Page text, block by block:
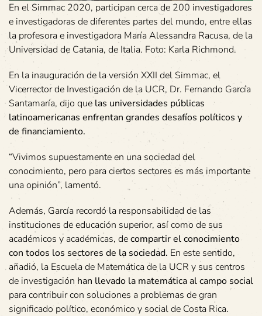
En el Simmac 2020, participan cerca de 200 investigadores
e investigadoras de diferentes partes del mundo, entre ellas
la profesora e investigadora María Alessandra Racusa, de la
Universidad de Catania, de Italia. Foto: Karla Richmond.
En la inauguración de la versión XXII del Simmac, el
Vicerrector de Investigación de la UCR, Dr. Fernando García
Santamaría, dijo que las universidades públicas
latinoamericanas enfrentan grandes desafíos políticos y
de financiamiento.
“Vivimos supuestamente en una sociedad del
conocimiento, pero para ciertos sectores es más importante
una opinión”, lamentó.
Además, García recordó la responsabilidad de las
instituciones de educación superior, así como de sus
académicos y académicas, decompartir el conocimiento
con todos los sectores de la sociedad. En este sentido,
añadió, la Escuela de Matemática de la UCR y sus centros
de investigación han llevado la matemática al campo social
para contribuir con soluciones a problemas de gran
significado político, económico y social de Costa Rica.